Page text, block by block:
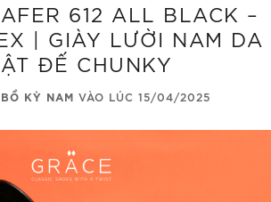
612 ALL BLACK –
| GIÀY LƯỜI NAM DA
ĐẾ CHUNKY
BỒ KỲ NAM VÀO LÚC 15/04/2025